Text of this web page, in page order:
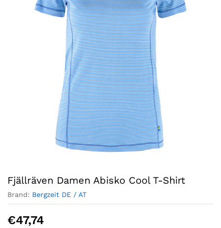
Fjällräven Damen Abisko Cool T-Shirt
Brand: Bergzeit DE / AT
€47,74